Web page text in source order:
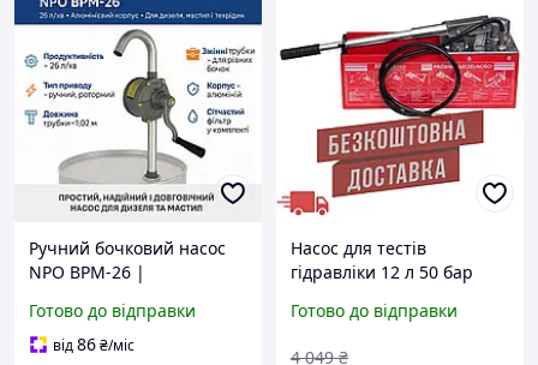
Ручний бочковий насос
NPO BPM-26 |
хв для дизеля, мастил і
технічних рідин
Готово до відправки
від86₴/міс
Насос для тестів
гідравліки 12 л 50 бар
ручний опресувальний
Готово до відправки
4 049 ₴